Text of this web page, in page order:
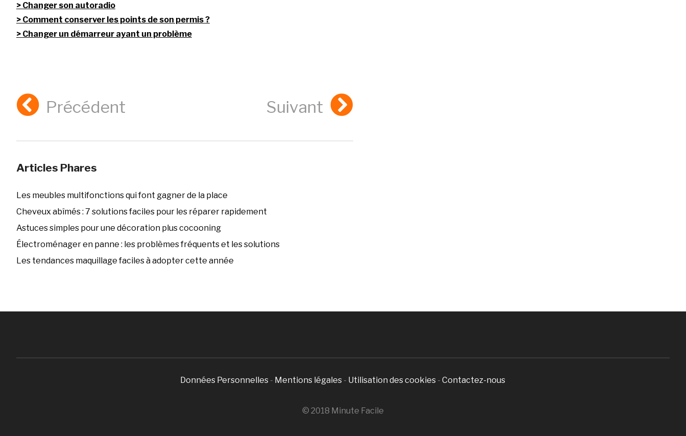
Changer son autoradio
Comment conserver les points de son permis ?
Changer un démarreur ayant un problème
Précédent Suivant
Articles Phares
Les meubles multifonctions qui font gagner de la place
Cheveux abîmés : 7 solutions faciles pour les réparer rapidement
Astuces simples pour une décoration plus cocooning
Électroménager en panne : les problèmes fréquents et les solutions
Les tendances maquillage faciles à adopter cette année
Données Personnelles - Mentions légales - Utilisation des cookies -Contactez-nous
© 2018 Minute Facile